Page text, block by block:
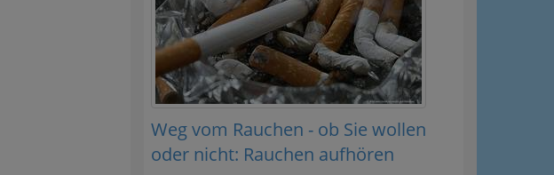
Weg vom Rauchen - ob Sie wollen
oder nicht: Rauchen aufhören